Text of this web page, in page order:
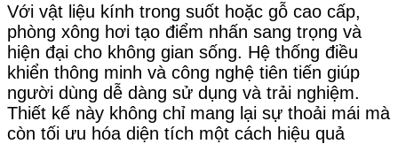
Với vật liệu kính trong suốt hoặc gỗ cao cấp,
phòng xông hơi tạo điểm nhấn sang trọng và
hiện đại cho không gian sống. Hệ thống điều
khiển thông minh và công nghệ tiên tiến giúp
người dùng dễ dàng sử dụng và trải nghiệm.
Thiết kế này không chỉ mang lại sự thoải mái mà
còn tối ưu hóa diện tích một cách hiệu quả